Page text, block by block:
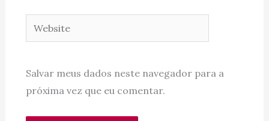
Website
Salvar meus dados neste navegador para a
próxima vez que eu comentar.